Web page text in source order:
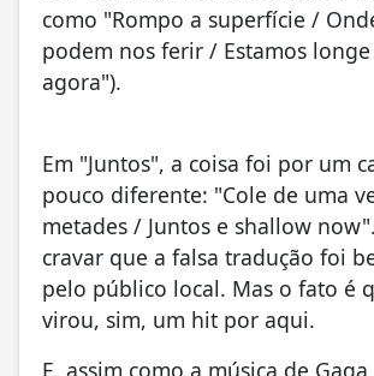
como "Rompo a superfície /
podem nos ferir / Estamos
agora").
Em "Juntos", a coisa foi por um
pouco diferente: "Cole de uma
metades / Juntos e shallow
cravar que a falsa tradução foi
pelo público local. Mas o fato é
virou, sim, um hit por aqui.
E, assim como a música de Gaga